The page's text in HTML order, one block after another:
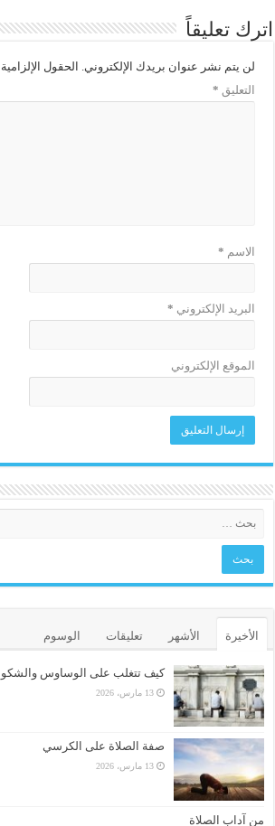
اترك تعليقاً
لن يتم نشر عنوان بريدك الإلكتروني. الحقول
التعليق *
الاسم *
البريد الإلكتروني *
الموقع الإلكتروني
الأخيرة الأشهر تعليقات الوسوم
كيف تتغلب على الوساوس
13 مارس، 2026
صفة الصلاة على الكرسي
13 مارس، 2026
من آداب الصلاة